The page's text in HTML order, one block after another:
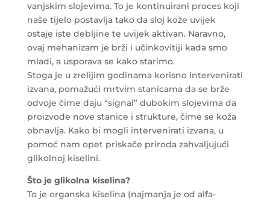
vanjskim slojevima. To je kontinuirani proces koji
naše tijelo postavlja tako da sloj kože uvijek
ostaje iste debljine te uvijek aktivan. Naravno,
ovaj mehanizam je brži i učinkovitiji kada smo
mladi, a usporava se kako starimo.
Stoga je u zrelijim godinama korisno intervenirati
izvana, pomažući mrtvim stanicama da se brže
odvoje čime daju “signal” dubokim slojevima da
proizvode nove stanice i strukture, čime se koža
obnavlja. Kako bi mogli intervenirati izvana, u
pomoć nam opet priskače priroda zahvaljujući
glikolnoj kiselini.
Što je glikolna kiselina?
To je organska kiselina (najmanja je od alfa-